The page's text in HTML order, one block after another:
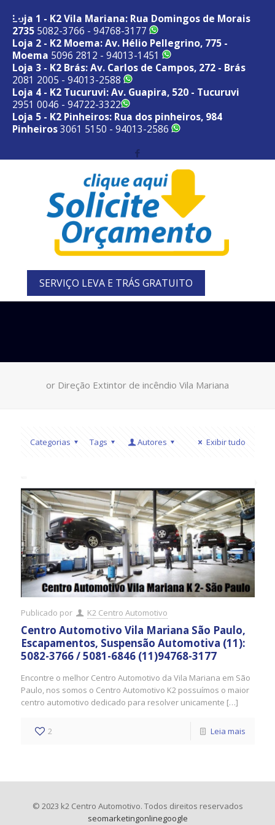
Loja 1 - K2 Vila Mariana: Rua Domingos de Morais
2735 5082-3766 - 94768-3177
Loja 2 - K2 Moema: Av. Hélio Pellegrino, 775 -
Moema 5096 2812 - 94013-1451
Loja 3 - K2 Brás: Av. Carlos de Campos, 272 - Brás
2081 2005 - 94013-2588
Loja 4 - K2 Tucuruvi: Av. Guapira, 520 - Tucuruvi
2951 0046 - 94722-3322
Loja 5 - K2 Pinheiros: Rua dos pinheiros, 984
Pinheiros3061 5150 - 94013-2586
SERVIÇO LEVA E TRÁS GRATUITO
or Direção Extintor de incêndio Vila Mariana
Categorias Tags Autores Exibir tudo
Publicado por K2 Centro Automotivo
Centro Automotivo Vila Mariana São Paulo,
Escapamentos, Suspensão Automotiva (11):
5082-3766 / 5081-6846 (11)94768-3177
Encontre o melhor Centro Automotivo da Vila Mariana em São
Paulo, nos somos o Centro Automotivo K2 possuímos o maior
centro automotivo dedicado para resolver unicamente […]
2 Leia mais
© 2023 k2 Centro Automotivo. Todos direitos reservados
seomarketingonlinegoogle